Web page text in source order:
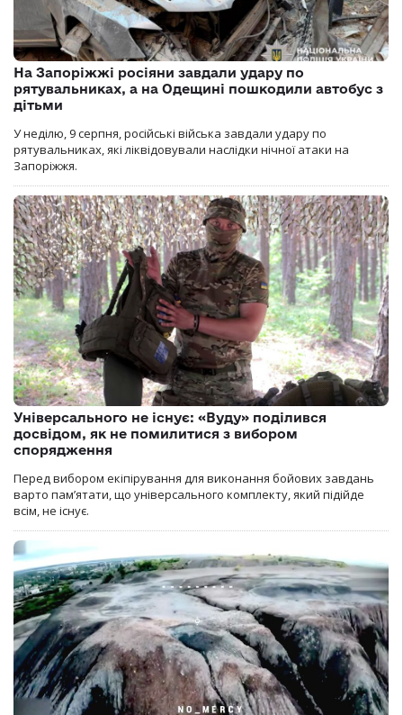
На Запоріжжі росіяни завдали удару по
рятувальниках, а на Одещині пошкодили автобус з
дітьми
У неділю, 9 серпня, російські війська завдали удару по
рятувальниках, які ліквідовували наслідки нічної атаки на
Запоріжжя.
Універсального не існує: «Вуду» поділився
досвідом, як не помилитися з вибором
спорядження
Перед вибором екіпірування для виконання бойових завдань
варто пам’ятати, що універсального комплекту, який підійде
всім, не існує.